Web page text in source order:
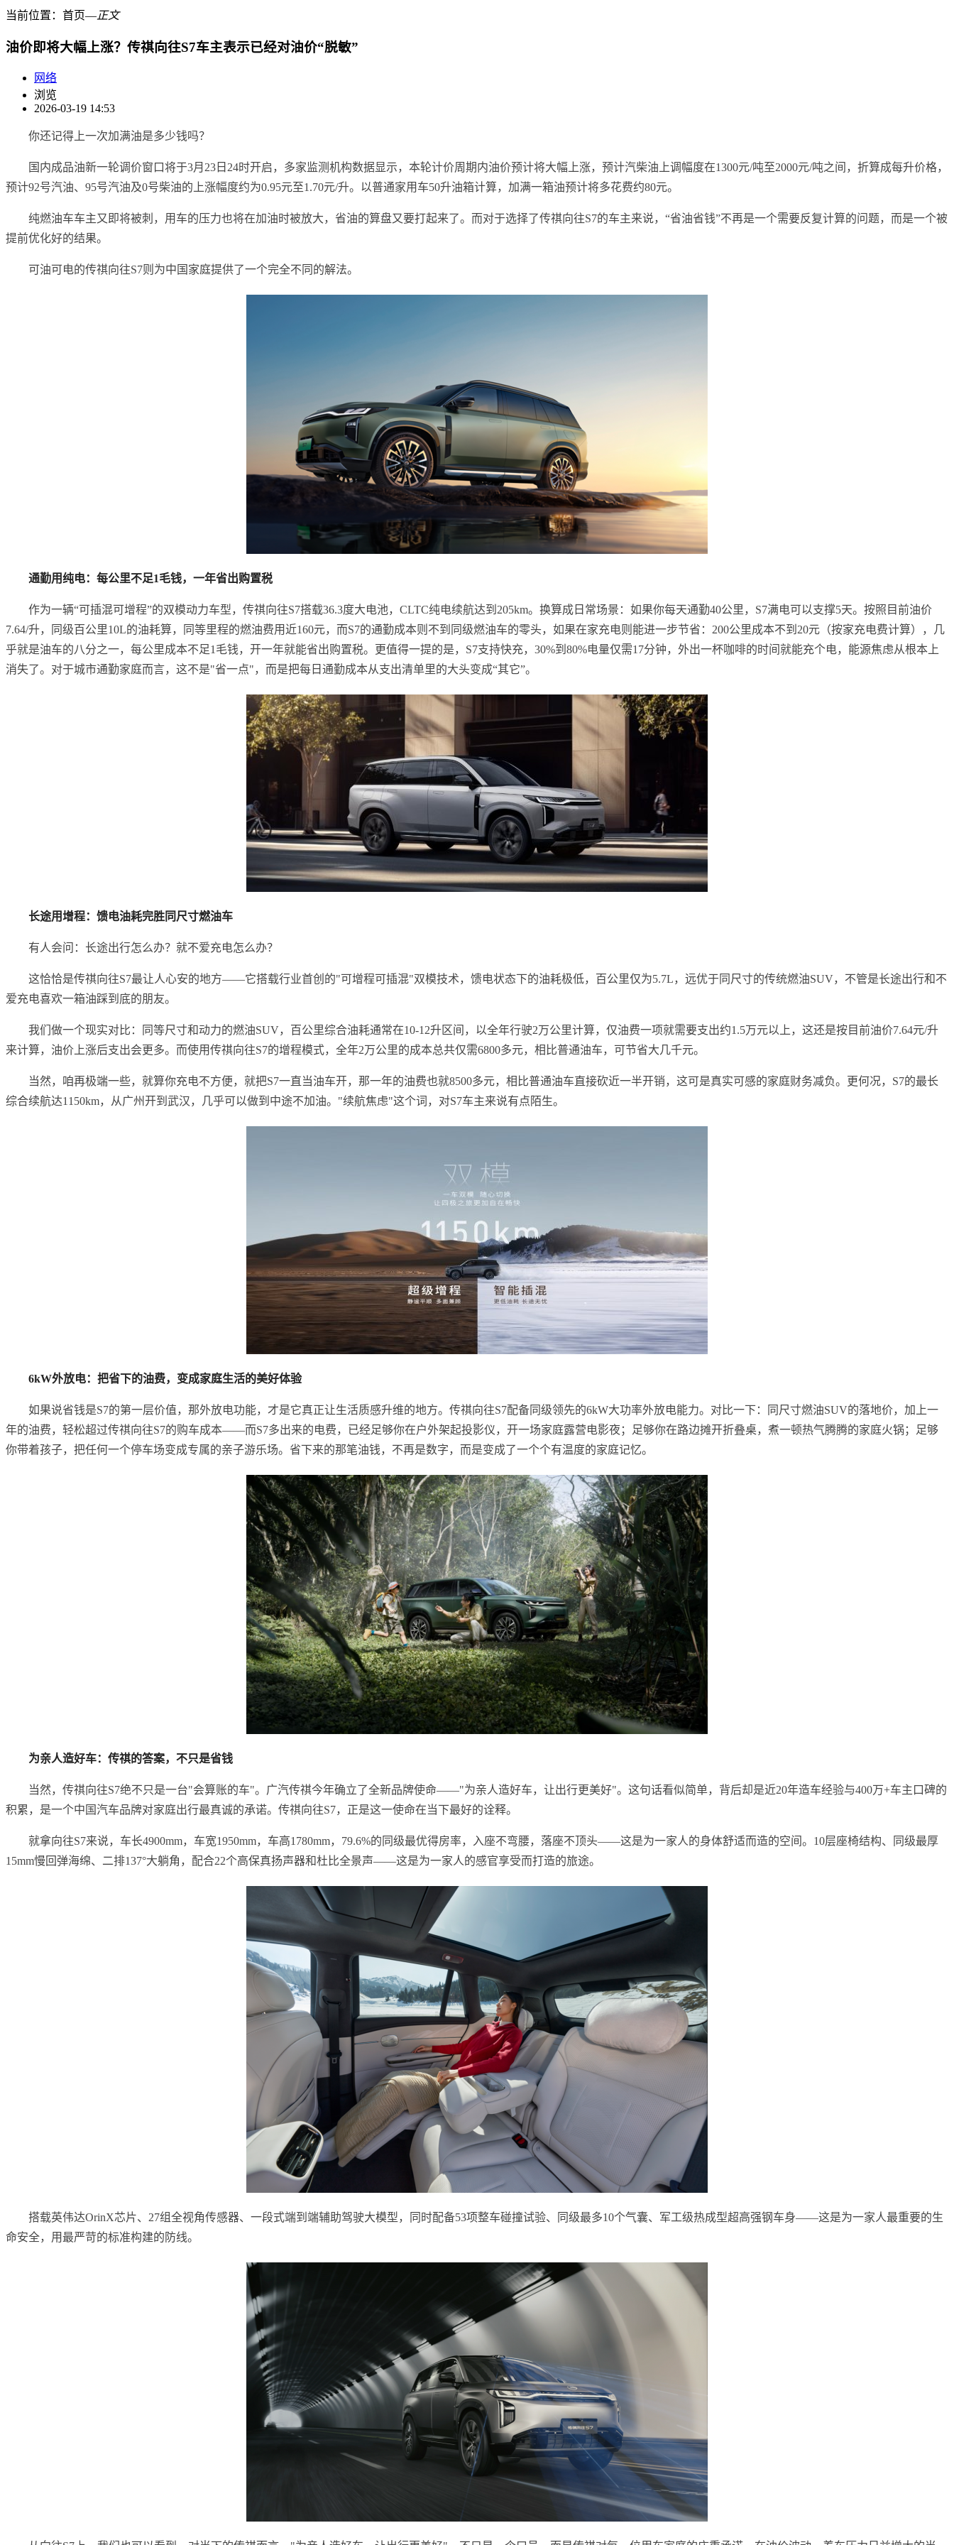
当前位置： 首页―正文
油价即将大幅上涨？传祺向往S7车主表示已经对油价“脱敏”
网络
浏览
2026-03-19 14:53
你还记得上一次加满油是多少钱吗？
国内成品油新一轮调价窗口将于‌3月23日24时‌开启，多家监测机构数据显示，本轮计价周期内油价预计将大幅上涨，预计汽柴油上调幅度在‌1300元/吨至2000元/吨‌之间，折算成每升价格，
预计92号汽油、95号汽油及0号柴油的上涨幅度约为‌0.95元至1.70元/升‌。‌‌以普通家用车50升油箱计算，加满一箱油预计将多花费‌约80元‌。
纯燃油车车主又即将被刺，用车的压力也将在加油时被放大，省油的算盘又要打起来了。而对于选择了传祺向往S7的车主来说，“省油省钱”不再是一个需要反复计算的问题，而是一个被
提前优化好的结果。
可油可电的传祺向往S7则为中国家庭提供了一个完全不同的解法。
通勤用纯电：每公里不足1毛钱，一年省出购置税
作为一辆“可插混可增程”的双模动力车型，传祺向往S7搭载36.3度大电池，CLTC纯电续航达到205km。换算成日常场景：如果你每天通勤40公里，S7满电可以支撑5天。按照目前油价
7.64/升，同级百公里10L的油耗算，同等里程的燃油费用近160元，而S7的通勤成本则不到同级燃油车的零头，如果在家充电则能进一步节省：200公里成本不到20元（按家充电费计算），几
乎就是油车的八分之一，每公里成本不足1毛钱，开一年就能省出购置税。更值得一提的是，S7支持快充，30%到80%电量仅需17分钟，外出一杯咖啡的时间就能充个电，能源焦虑从根本上
消失了。对于城市通勤家庭而言，这不是"省一点"，而是把每日通勤成本从支出清单里的大头变成“其它”。
长途用增程：馈电油耗完胜同尺寸燃油车
有人会问：长途出行怎么办？就不爱充电怎么办？
这恰恰是传祺向往S7最让人心安的地方——它搭载行业首创的"可增程可插混"双模技术，馈电状态下的油耗极低，百公里仅为5.7L，远优于同尺寸的传统燃油SUV，不管是长途出行和不
爱充电喜欢一箱油踩到底的朋友。
我们做一个现实对比：同等尺寸和动力的燃油SUV，百公里综合油耗通常在10-12升区间，以全年行驶2万公里计算，仅油费一项就需要支出约1.5万元以上，这还是按目前油价7.64元/升
来计算，油价上涨后支出会更多。而使用传祺向往S7的增程模式，全年2万公里的成本总共仅需6800多元，相比普通油车，可节省大几千元。
当然，咱再极端一些，就算你充电不方便，就把S7一直当油车开，那一年的油费也就8500多元，相比普通油车直接砍近一半开销，这可是真实可感的家庭财务减负。更何况，S7的最长
综合续航达1150km，从广州开到武汉，几乎可以做到中途不加油。"续航焦虑"这个词，对S7车主来说有点陌生。
6kW外放电：把省下的油费，变成家庭生活的美好体验
如果说省钱是S7的第一层价值，那外放电功能，才是它真正让生活质感升维的地方。传祺向往S7配备同级领先的6kW大功率外放电能力。对比一下：同尺寸燃油SUV的落地价，加上一
年的油费，轻松超过传祺向往S7的购车成本——而S7多出来的电费，已经足够你在户外架起投影仪，开一场家庭露营电影夜；足够你在路边摊开折叠桌，煮一顿热气腾腾的家庭火锅；足够
你带着孩子，把任何一个停车场变成专属的亲子游乐场。省下来的那笔油钱，不再是数字，而是变成了一个个有温度的家庭记忆。
为亲人造好车：传祺的答案，不只是省钱
当然，传祺向往S7绝不只是一台"会算账的车"。广汽传祺今年确立了全新品牌使命——"为亲人造好车，让出行更美好"。这句话看似简单，背后却是近20年造车经验与400万+车主口碑的
积累，是一个中国汽车品牌对家庭出行最真诚的承诺。传祺向往S7，正是这一使命在当下最好的诠释。
就拿向往S7来说，车长4900mm，车宽1950mm，车高1780mm，79.6%的同级最优得房率，入座不弯腰，落座不顶头——这是为一家人的身体舒适而造的空间。10层座椅结构、同级最厚
15mm慢回弹海绵、二排137°大躺角，配合22个高保真扬声器和杜比全景声——这是为一家人的感官享受而打造的旅途。
搭载英伟达OrinX芯片、27组全视角传感器、一段式端到端辅助驾驶大模型，同时配备53项整车碰撞试验、同级最多10个气囊、军工级热成型超高强钢车身——这是为一家人最重要的生
命安全，用最严苛的标准构建的防线。